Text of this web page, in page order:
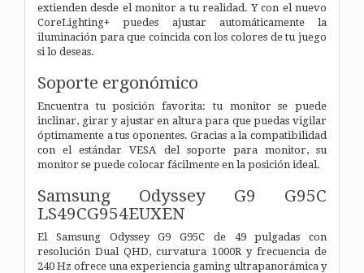
extienden desde el monitor a tu realidad. Y con el nuevo
CoreLighting+ puedes ajustar automáticamente la
iluminación para que coincida con los colores de tu juego
si lo deseas.
Soporte ergonómico
Encuentra tu posición favorita: tu monitor se puede
inclinar, girar y ajustar en altura para que puedas vigilar
óptimamente a tus oponentes. Gracias a la compatibilidad
con el estándar VESA del soporte para monitor, su
monitor se puede colocar fácilmente en la posición ideal.
Samsung Odyssey G9 G95C
LS49CG954EUXEN
El Samsung Odyssey G9 G95C de 49 pulgadas con
resolución Dual QHD, curvatura 1000R y frecuencia de
240 Hz ofrece una experiencia gaming ultrapanorámica y